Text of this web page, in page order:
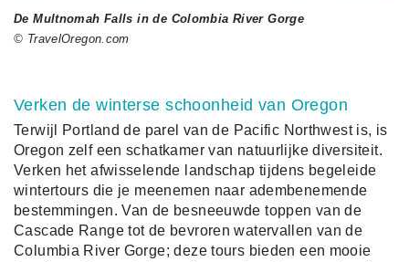
De Multnomah Falls in de Colombia River Gorge
© TravelOregon.com
Verken de winterse schoonheid van Oregon
Terwijl Portland de parel van de Pacific Northwest is, is
Oregon zelf een schatkamer van natuurlijke diversiteit.
Verken het afwisselende landschap tijdens begeleide
wintertours die je meenemen naar adembenemende
bestemmingen. Van de besneeuwde toppen van de
Cascade Range tot de bevroren watervallen van de
Columbia River Gorge; deze tours bieden een mooie